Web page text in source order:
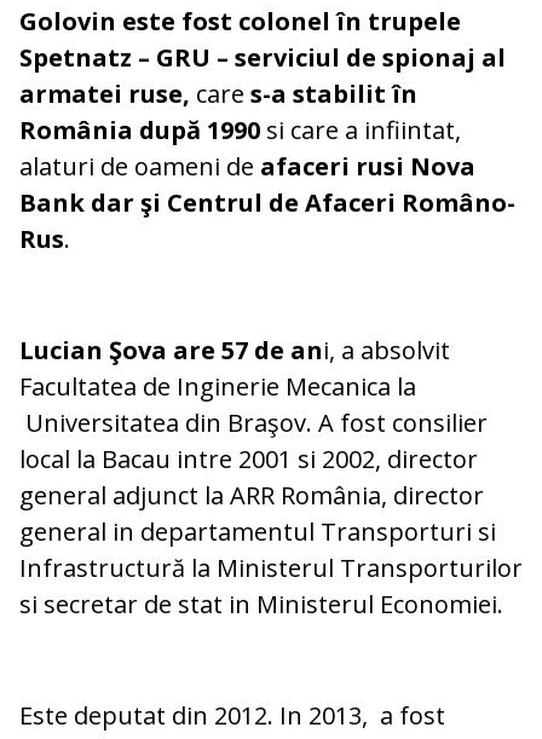
Golovin este fost colonel în trupele
Spetnatz – GRU – serviciul de spionaj al
armatei ruse, care s-a stabilit în
România după 1990 si care a infiintat,
alaturi de oameni de afaceri rusi Nova
Bank dar şi Centrul de Afaceri Româno-
Rus.
Lucian Şova are 57 de ani, a absolvit
Facultatea de Inginerie Mecanica la
Universitatea din Braşov. A fost consilier
local la Bacau intre 2001 si 2002, director
general adjunct la ARR România, director
general in departamentul Transporturi si
Infrastructură la Ministerul Transporturilor
si secretar de stat in Ministerul Economiei.
Este deputat din 2012. In 2013, a fost